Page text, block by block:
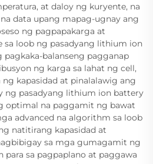
at daloy ng kuryente, na
data upang mapag-ugnay ang
ng pagpapakarga at
sa loob ng pasadyang lithium ion
balanseng pagganap
ng karga sa lahat ng cell,
ng kapasidad at pinalalawig ang
ng pasadyang lithium ion battery
optimal na paggamit ng bawat
advanced na algorithm sa loob
natitirang kapasidad at
sa mga gumagamit ng
sa pagpaplano at paggawa